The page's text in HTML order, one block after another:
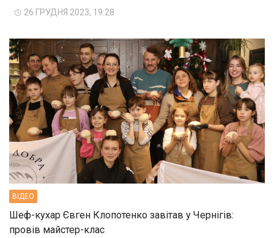
26 ГРУДНЯ 2023, 19:28
ВIДЕО
Шеф-кухар Євген Клопотенко завітав у Чернігів:
провів майстер-клас